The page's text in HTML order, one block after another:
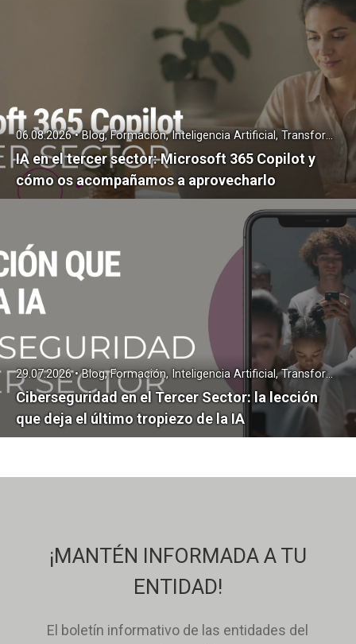
IA en el tercer sector: Microsoft 365 Copilot y
cómo os acompañamos a aprovecharlo
06.08.2026 • Blog, Formación, Inteligencia Artificial, Transformación Digital
Ciberseguridad en el Tercer Sector: la lección
que deja el último tropiezo de la IA
29.07.2026 • Blog, Formación, Inteligencia Artificial, Transformación Digital
¡MANTÉN INFORMADA A TU
ENTIDAD!
El boletín informativo de las entidades del